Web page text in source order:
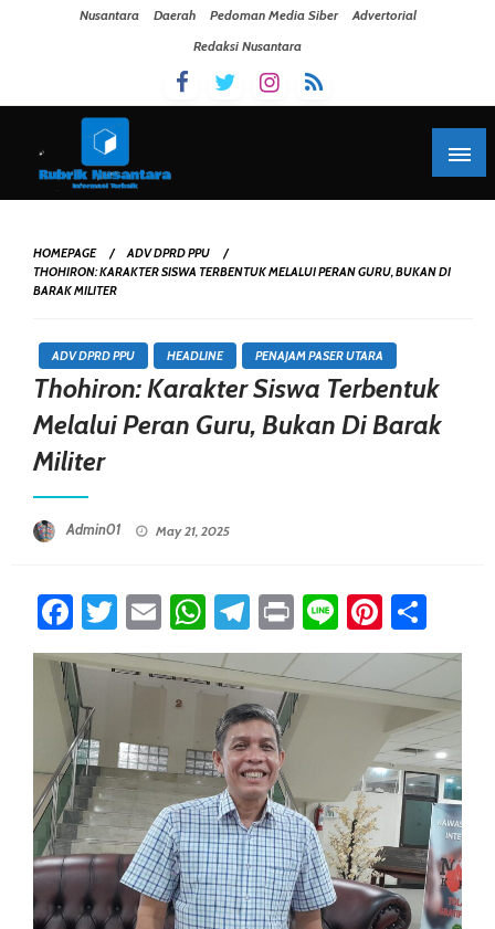
Nusantara Daerah Pedoman Media Siber
Advertorial
Redaksi Nusantara
HOMEPAGE
ADV DPRD PPU
THOHIRON: KARAKTER SISWA TERBENTUK MELALUI PERAN GURU, BUKAN DI
BARAK MILITER
ADV DPRD PPU HEADLINE PENAJAM PASER UTARA
Thohiron: Karakter Siswa Terbentuk
Melalui Peran Guru, Bukan Di Barak
Militer
Admin01 May 21, 2025
Facebook
Twitter
EmailWhatsApp
Telegram
PrintLine